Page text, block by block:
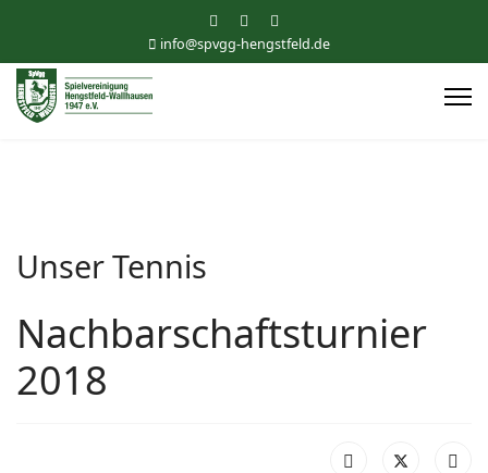
info@spvgg-hengstfeld.de
Unser Tennis
Nachbarschaftsturnier
2018